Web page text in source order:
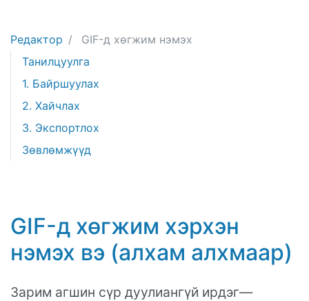
Редактор
GIF-д хөгжим нэмэх
Танилцуулга
1. Байршуулах
2. Хайчлах
3. Экспортлох
Зөвлөмжүүд
GIF-д хөгжим хэрхэн
нэмэх вэ (алхам алхмаар)
Зарим агшин сүр дуулиангүй ирдэг—